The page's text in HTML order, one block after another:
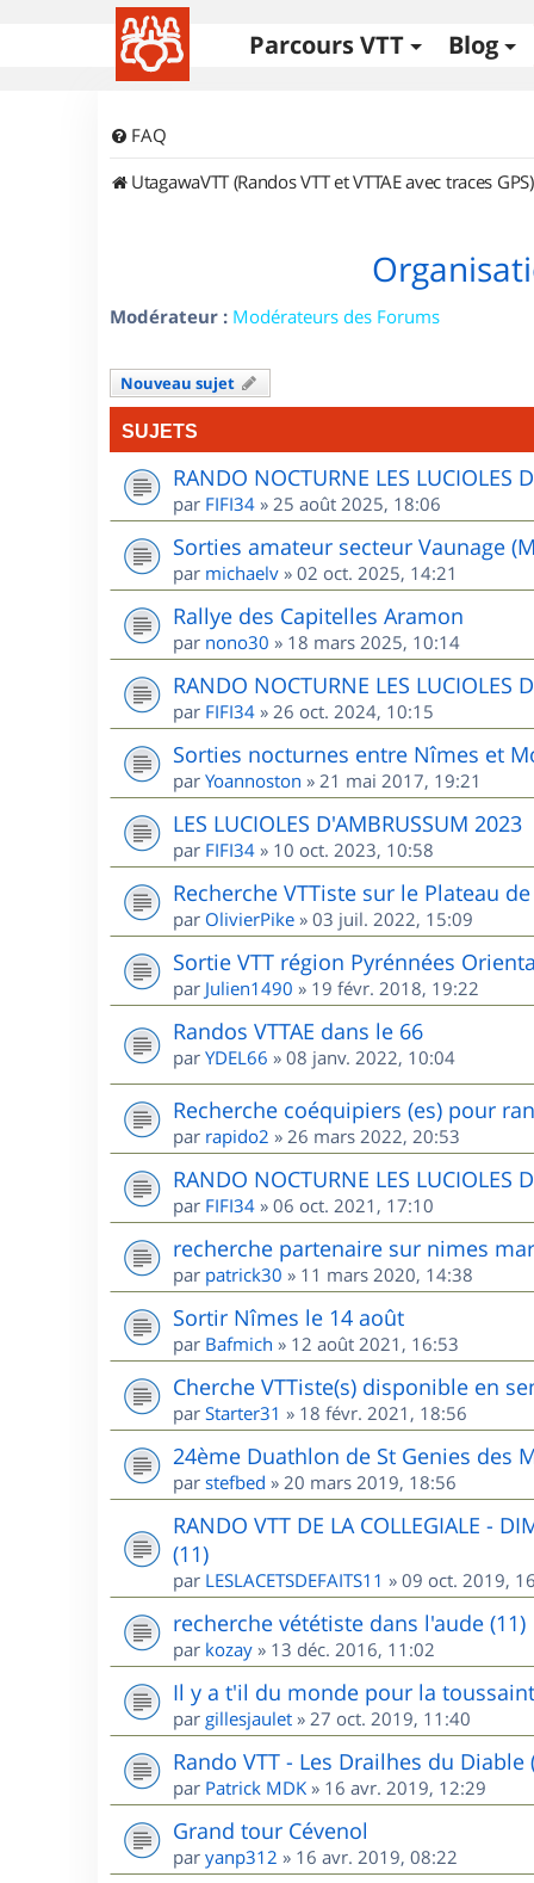
Parcours VTT Blog
FAQ
UtagawaVTT (Randos VTT et VTTAE avec traces GPS)
Modérateur : Modérateurs des Forums
Nouveau sujet
SUJETS
RANDO NOCTURNE LES LUCIOLES
par FIFI34 » 25 août 2025, 18:06
Sorties amateur secteur Vaunage
par michaelv » 02 oct. 2025, 14:21
Rallye des Capitelles Aramon
par nono30 » 18 mars 2025, 10:14
RANDO NOCTURNE LES LUCIOLES
par FIFI34 » 26 oct. 2024, 10:15
Sorties nocturnes entre Nîmes et
par Yoannoston » 21 mai 2017, 19:21
LES LUCIOLES D'AMBRUSSUM 2023
par FIFI34 » 10 oct. 2023, 10:58
Recherche VTTiste sur le Plateau
par OlivierPike » 03 juil. 2022, 15:09
Sortie VTT région Pyrénnées
par Julien1490 » 19 févr. 2018, 19:22
Randos VTTAE dans le 66
par YDEL66 » 08 janv. 2022, 10:04
Recherche coéquipiers (es) pour
par rapido2 » 26 mars 2022, 20:53
RANDO NOCTURNE LES LUCIOLES
par FIFI34 » 06 oct. 2021, 17:10
recherche partenaire sur nimes
par patrick30 » 11 mars 2020, 14:38
Sortir Nîmes le 14 août
par Bafmich » 12 août 2021, 16:53
Cherche VTTiste(s) disponible en
par Starter31 » 18 févr. 2021, 18:56
24ème Duathlon de St Genies des
par stefbed » 20 mars 2019, 18:56
RANDO VTT DE LA COLLEGIALE -
(11)
par LESLACETSDEFAITS11 » 09 oct. 2019,
recherche vététiste dans l'aude (11)
par kozay » 13 déc. 2016, 11:02
Il y a t'il du monde pour la
par gillesjaulet » 27 oct. 2019, 11:40
Rando VTT - Les Drailhes du Diable
par Patrick MDK » 16 avr. 2019, 12:29
Grand tour Cévenol
par yanp312 » 16 avr. 2019, 08:22